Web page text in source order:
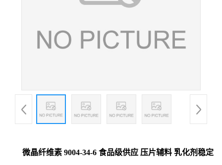
微晶纤维素 9004-34-6 食品级供应 压片辅料 乳化剂稳定